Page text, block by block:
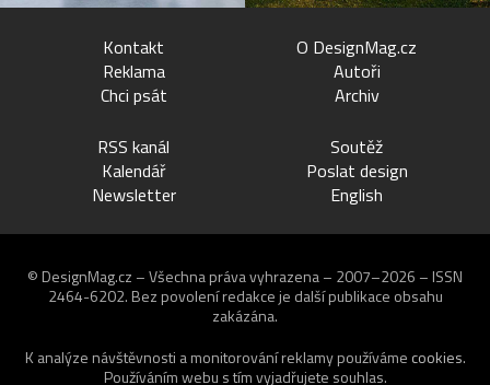
Kontakt
Reklama
Chci psát
O DesignMag.cz
Autoři
Archiv
RSS kanál
Kalendář
Newsletter
Soutěž
Poslat design
English
© DesignMag.cz – Všechna práva vyhrazena – 2007–2026 – ISSN
2464-6202. Bez povolení redakce je další publikace obsahu
zakázána.
K analýze návštěvnosti a monitorování reklamy používáme cookies.
Používáním webu s tím vyjadřujete souhlas.